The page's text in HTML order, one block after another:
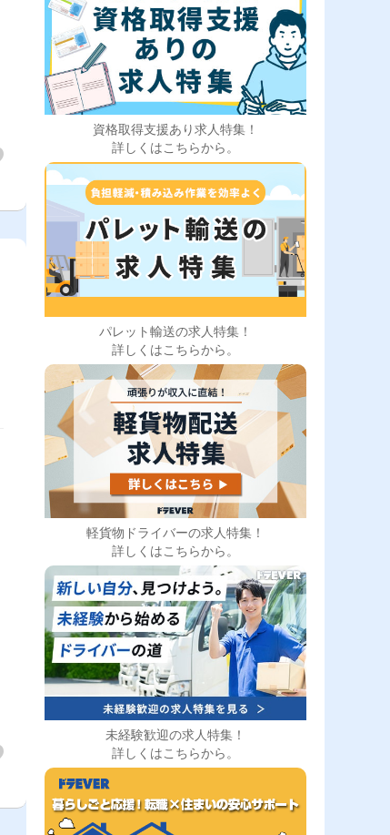
資格取得支援あり求人特集！
詳しくはこちらから。
パレット輸送の求人特集！
詳しくはこちらから。
軽貨物ドライバーの求人特集！
詳しくはこちらから。
未経験歓迎の求人特集！
詳しくはこちらから。